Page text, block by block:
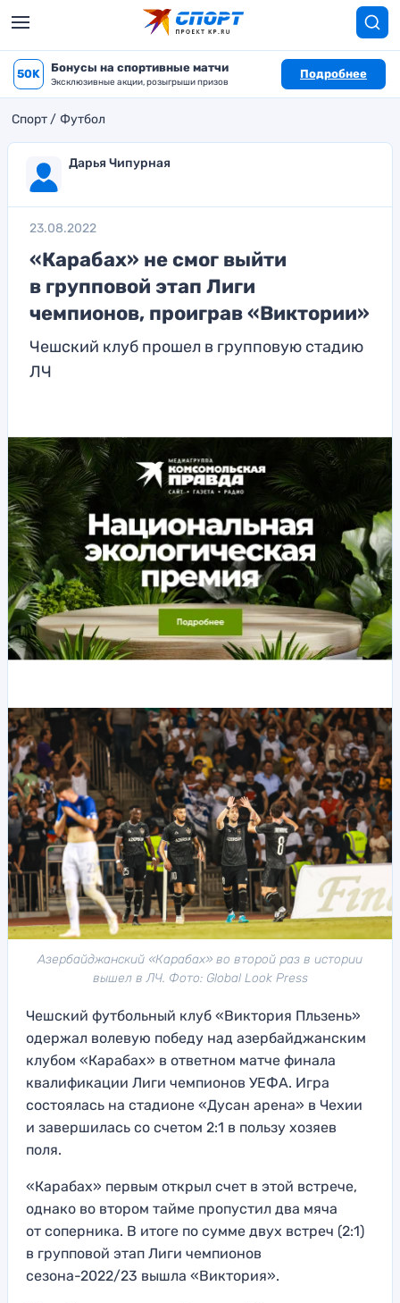
50K Бонусы на спортивные матчи
Эксклюзивные акции, розыгрыши призов
Подробнее
Спорт Футбол
Дарья Чипурная
23.08.2022
«Карабах» не смог выйти
в групповой этап Лиги
чемпионов, проиграв «Виктории»
Чешский клуб прошел в групповую стадию
ЛЧ
Азербайджанский «Карабах» во второй раз в истории
вышел в ЛЧ. Фото: Global Look Press
Чешский футбольный клуб «Виктория Пльзень»
одержал волевую победу над азербайджанским
клубом «Карабах» в ответном матче финала
квалификации Лиги чемпионов УЕФА. Игра
состоялась на стадионе «Дусан арена» в Чехии
и завершилась со счетом 2:1 в пользу хозяев
поля.
«Карабах» первым открыл счет в этой встрече,
однако во втором тайме пропустил два мяча
от соперника. В итоге по сумме двух встреч (2:1)
в групповой этап Лиги чемпионов
сезона-2022/23 вышла «Виктория».